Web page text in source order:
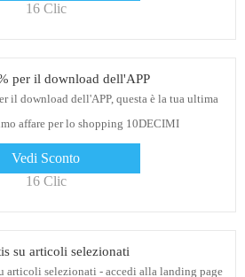
16 Clic
per il download dell'APP
il download dell'APP, questa è la tua ultima
affare per lo shopping 10DECIMI
Vedi Sconto
16 Clic
su articoli selezionati
articoli selezionati - accedi alla landing page